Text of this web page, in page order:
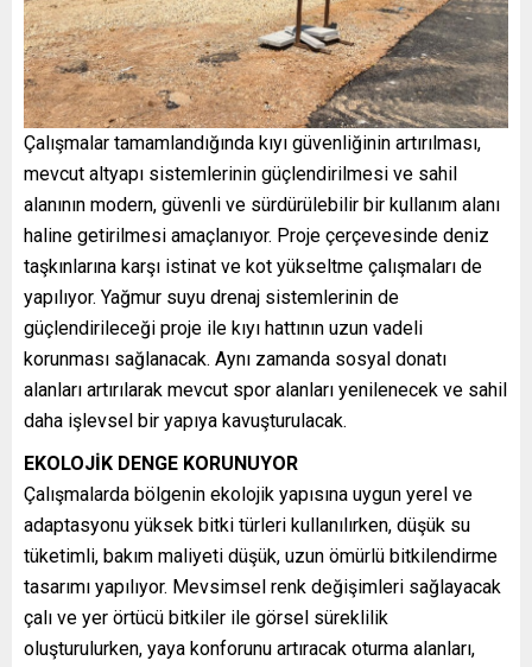
Çalışmalar tamamlandığında kıyı güvenliğinin artırılması,
mevcut altyapı sistemlerinin güçlendirilmesi ve sahil
alanının modern, güvenli ve sürdürülebilir bir kullanım alanı
haline getirilmesi amaçlanıyor. Proje çerçevesinde deniz
taşkınlarına karşı istinat ve kot yükseltme çalışmaları de
yapılıyor. Yağmur suyu drenaj sistemlerinin de
güçlendirileceği proje ile kıyı hattının uzun vadeli
korunması sağlanacak. Aynı zamanda sosyal donatı
alanları artırılarak mevcut spor alanları yenilenecek ve sahil
daha işlevsel bir yapıya kavuşturulacak.
EKOLOJİK DENGE KORUNUYOR
Çalışmalarda bölgenin ekolojik yapısına uygun yerel ve
adaptasyonu yüksek bitki türleri kullanılırken, düşük su
tüketimli, bakım maliyeti düşük, uzun ömürlü bitkilendirme
tasarımı yapılıyor. Mevsimsel renk değişimleri sağlayacak
çalı ve yer örtücü bitkiler ile görsel süreklilik
oluşturulurken, yaya konforunu artıracak oturma alanları,